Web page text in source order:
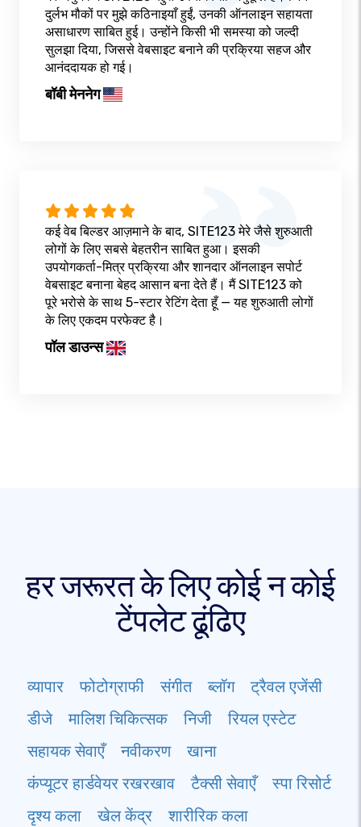
दुर्लभ मौकों पर मुझे कठिनाइयाँ हुईं, उनकी ऑनलाइन सहायता
असाधारण साबित हुई। उन्होंने किसी भी समस्या को जल्दी
सुलझा दिया, जिससे वेबसाइट बनाने की प्रक्रिया सहज और
आनंददायक हो गई।
बॉबी मेननेग
कई वेब बिल्डर आज़माने के बाद, SITE123 मेरे जैसे शुरुआती
लोगों के लिए सबसे बेहतरीन साबित हुआ। इसकी
उपयोगकर्ता-मित्र प्रक्रिया और शानदार ऑनलाइन सपोर्ट
वेबसाइट बनाना बेहद आसान बना देते हैं। मैं SITE123 को
पूरे भरोसे के साथ 5-स्टार रेटिंग देता हूँ — यह शुरुआती लोगों
के लिए एकदम परफेक्ट है।
पॉल डाउन्स
हर जरूरत के लिए कोई न कोई
टेंपलेट ढूंढिए
व्यापार फोटोग्राफी संगीत ब्लॉग
ट्रैवल एजेंसी
डीजे
मालिश चिकित्सक निजी
रियल एस्टेट
सहायक सेवाएँ
नवीकरण
खाना
कंप्यूटर हार्डवेयर रखरखाव
टैक्सी सेवाएँ
स्पा रिसोर्ट
दृश्य कला
खेल केंद्र
शारीरिक कला